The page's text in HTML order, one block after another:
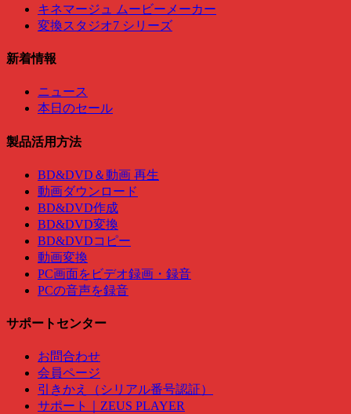
キネマージュ ムービーメーカー
変換スタジオ7 シリーズ
新着情報
ニュース
本日のセール
製品活用方法
BD&DVD＆動画 再生
動画ダウンロード
BD&DVD作成
BD&DVD変換
BD&DVDコピー
動画変換
PC画面をビデオ録画・録音
PCの音声を録音
サポートセンター
お問合わせ
会員ページ
引きかえ（シリアル番号認証）
サポート｜ZEUS PLAYER